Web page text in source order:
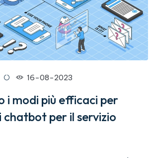
16-08-2023
i modi più efficaci per
chatbot per il servizio